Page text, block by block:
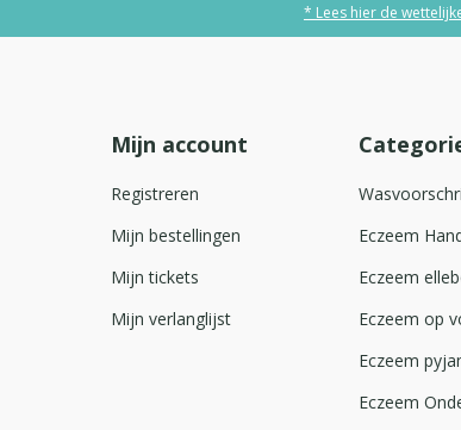
* Lees hier de
Mijn account
Registreren
Mijn bestellingen
Mijn tickets
Mijn verlanglijst
Eczeem
Eczeem
Eczeem op
Eczeem
Eczeem